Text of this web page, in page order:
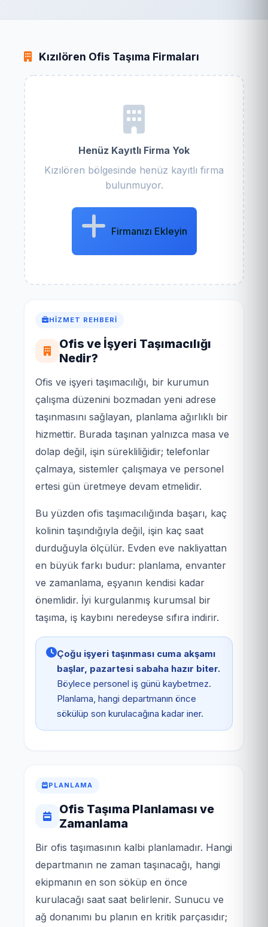
Kızılören Ofis Taşıma Firmaları
Henüz Kayıtlı Firma Yok
Kızılören bölgesinde henüz kayıtlı firma
bulunmuyor.
Firmanızı Ekleyin
HIZMET REHBERI
Ofis ve İşyeri Taşımacılığı
Nedir?
Ofis ve işyeri taşımacılığı, bir kurumun
çalışma düzenini bozmadan yeni adrese
taşınmasını sağlayan, planlama ağırlıklı bir
hizmettir. Burada taşınan yalnızca masa ve
dolap değil, işin sürekliliğidir; telefonlar
çalmaya, sistemler çalışmaya ve personel
ertesi gün üretmeye devam etmelidir.
Bu yüzden ofis taşımacılığında başarı, kaç
kolinin taşındığıyla değil, işin kaç saat
durduğuyla ölçülür. Evden eve nakliyattan
en büyük farkı budur: planlama, envanter
ve zamanlama, eşyanın kendisi kadar
önemlidir. İyi kurgulanmış kurumsal bir
taşıma, iş kaybını neredeyse sıfıra indirir.
Çoğu işyeri taşınması cuma akşamı
başlar, pazartesi sabaha hazır biter.
Böylece personel iş günü kaybetmez.
Planlama, hangi departmanın önce
sökülüp son kurulacağına kadar iner.
PLANLAMA
Ofis Taşıma Planlaması ve
Zamanlama
Bir ofis taşımasının kalbi planlamadır. Hangi
departmanın ne zaman taşınacağı, hangi
ekipmanın en son söküp en önce
kurulacağı saat saat belirlenir. Sunucu ve
ağ donanımı bu planın en kritik parçasıdır;